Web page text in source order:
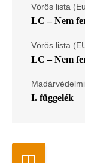
Vörös lista
LC – Nem
Vörös lista
LC – Nem
I. függelék